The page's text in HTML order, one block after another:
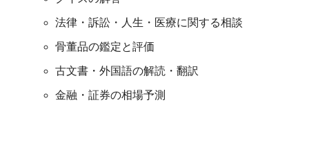
法律・訴訟・人生・医療に関する相談
骨董品の鑑定と評価
古文書・外国語の解読・翻訳
金融・証券の相場予測